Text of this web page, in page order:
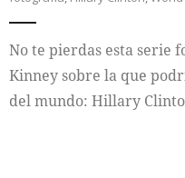
No te pierdas esta serie
Kinney sobre la que
del mundo: Hillary